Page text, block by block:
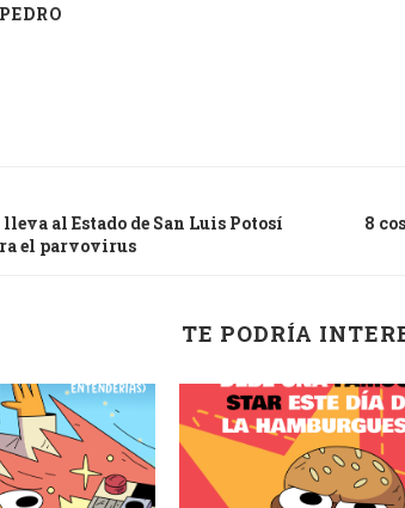
PEDRO
al Estado de San Luis Potosí
el parvovirus
8
TE PODRÍA